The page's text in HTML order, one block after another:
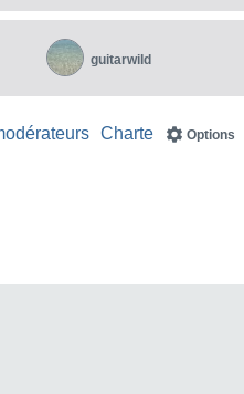
guitarwild
Options
Charte